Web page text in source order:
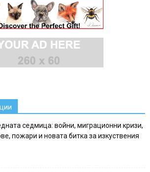
седмица: войни, миграционни кризи,
пожари и новата битка за изкуствения